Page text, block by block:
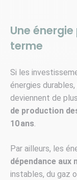
Une
terme
Si les
énergies
deviennent de
de production
10 ans.
Par ailleurs, les
dépendance aux
instables, du gaz